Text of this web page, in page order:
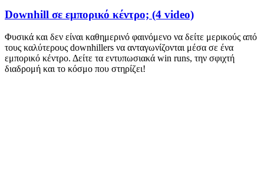
Downhill σε εμπορικό κέντρο; (4 video)
Φυσικά και δεν είναι καθημερινό φαινόμενο να δείτε μερικούς από
τους καλύτερους downhillers να ανταγωνίζονται μέσα σε ένα
εμπορικό κέντρο. Δείτε τα εντυπωσιακά win runs, την σφιχτή
διαδρομή και το κόσμο που στηρίζει!